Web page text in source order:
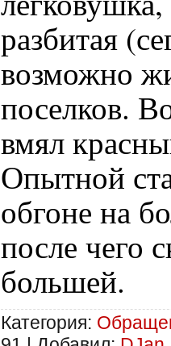
разбитая
возможно
поселков.
вмял
Опытной
обгоне на
после чего
большей.
Категория: